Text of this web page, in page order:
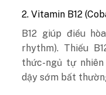
2. Vitamin B12
B12 giúp điều
rhythm). Thiếu
thức-ngủ tự
dậy sớm bất